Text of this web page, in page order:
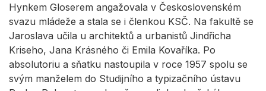
Hynkem Gloserem angažovala v Československém
svazu mládeže a stala se i členkou KSČ. Na fakultě se
Jaroslava učila u architektů a urbanistů Jindřicha
Kriseho, Jana Krásného či Emila Kovaříka. Po
absolutoriu a sňatku nastoupila v roce 1957 spolu se
svým manželem do Studijního a typizačního ústavu